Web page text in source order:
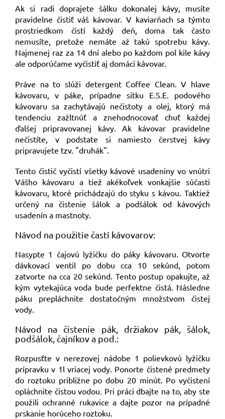
Ak si radi doprajete šálku dokonalej kávy, musíte
pravidelne čistiť váš kávovar. V kaviarňach sa týmto
prostriedkom čistí každý deň, doma tak často
nemusíte, pretože nemáte až takú spotrebu kávy.
Najmenej raz za 14 dní alebo po každom pol kile kávy
ale odporúčame vyčistiť aj domáci kávovar.
Práve na to slúži detergent Coffee Clean. V hlave
kávovaru, v páke, prípadne sitku E.S.E. podového
kávovaru sa zachytávajú nečistoty a olej, ktorý má
tendenciu zažltnúť a znehodnocovať chuť každej
ďalšej pripravovanej kávy. Ak kávovar pravidelne
nečistíte, v podstate si namiesto čerstvej kávy
pripravujete tzv. "druhák".
Tento čistič vyčistí všetky kávové usadeniny vo vnútri
Vášho kávovaru a tiež akékoľvek vonkajšie súčasti
kávovaru, ktoré prichádzajú do styku s kávou. Taktiež
určený na čistenie šálok a podšálok od kávových
usadenín a mastnoty.
Návod na použitie častí kávovarov:
Nasypte 1 čajovú lyžičku do páky kávovaru. Otvorte
dávkovací ventil po dobu cca 10 sekúnd, potom
zatvorte na cca 20 sekúnd. Tento postup opakujte, až
kým vytekajúca voda bude perfektne čistá. Následne
páku prepláchnite dostatočným množstvom čistej
vody.
Návod na čistenie pák, držiakov pák, šálok,
podšálok, čajníkov a pod.:
Rozpusťte v nerezovej nádobe 1 polievkovú lyžičku
prípravku v 1l vriacej vody. Ponorte čistené predmety
do roztoku približne po dobu 20 minút. Po vyčistení
opláchnite čistou vodou. Pri práci dbajte na to, aby ste
použili ochranné rukavice a dajte pozor na prípadné
prskanie horúceho roztoku.